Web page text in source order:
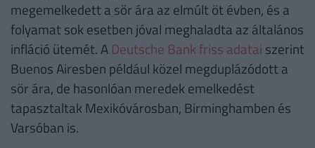
megemelkedett a sör ára az elmúlt öt évben, és a
folyamat sok esetben jóval meghaladta az általános
infláció ütemét. A Deutsche Bank friss adatai szerint
Buenos Airesben például közel megduplázódott a
sör ára, de hasonlóan meredek emelkedést
tapasztaltak Mexikóvárosban, Birminghamben és
Varsóban is.